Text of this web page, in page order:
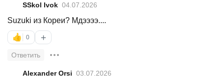
SSkol Ivok 04.07.2026
Suzuki из Кореи? Мдээээ....
👍 0 +
Ответить
Alexander Orsi 03.07.2026